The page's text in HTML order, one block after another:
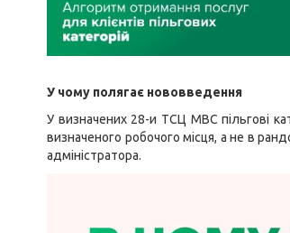
У чому полягає нововведення
У визначених 28-и ТСЦ МВС пільгові
визначеного робочого місця, а не в
адміністратора.